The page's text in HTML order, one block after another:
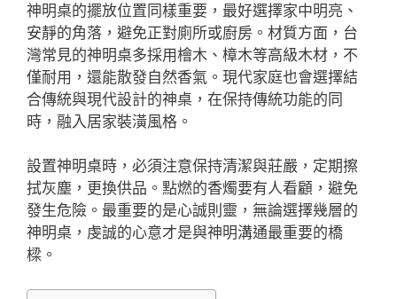
神明桌的擺放位置同樣重要，最好選擇家中明亮、
安靜的角落，避免正對廁所或廚房。材質方面，台
灣常見的神明桌多採用檜木、樟木等高級木材，不
僅耐用，還能散發自然香氣。現代家庭也會選擇結
合傳統與現代設計的神桌，在保持傳統功能的同
時，融入居家裝潢風格。
設置神明桌時，必須注意保持清潔與莊嚴，定期擦
拭灰塵，更換供品。點燃的香燭要有人看顧，避免
發生危險。最重要的是心誠則靈，無論選擇幾層的
神明桌，虔誠的心意才是與神明溝通最重要的橋
樑。